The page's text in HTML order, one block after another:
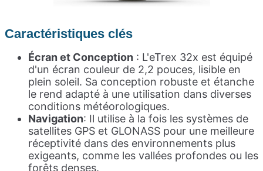
Caractéristiques clés
Écran et Conception : L'eTrex 32x est équipé
d'un écran couleur de 2,2 pouces, lisible en
plein soleil. Sa conception robuste et étanche
le rend adapté à une utilisation dans diverses
conditions météorologiques.
Navigation: Il utilise à la fois les systèmes de
satellites GPS et GLONASS pour une meilleure
réceptivité dans des environnements plus
exigeants, comme les vallées profondes ou les
forêts denses.